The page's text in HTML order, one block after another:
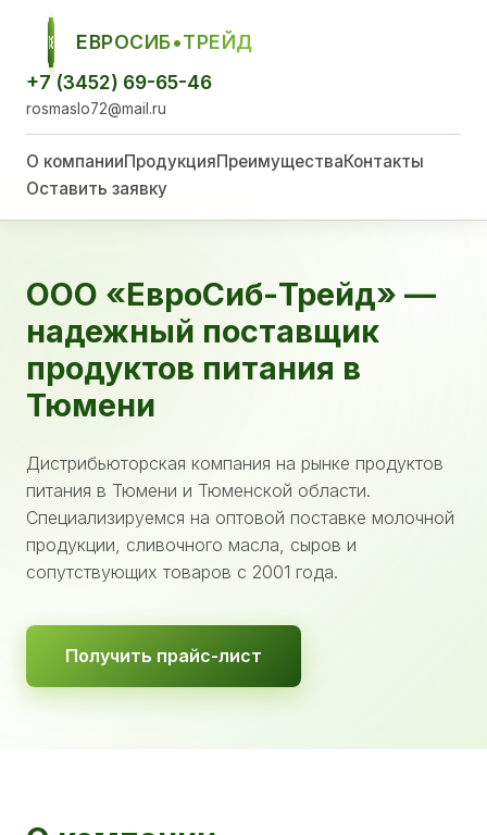
ЕСТ
ЕВРОСИБ•ТРЕЙД
+7 (3452) 69-65-46
rosmaslo72@mail.ru
О компанииПродукцияПреимуществаКонтакты
Оставить заявку
ООО «ЕвроСиб-Трейд» —
надежный поставщик
продуктов питания в
Тюмени
Дистрибьюторская компания на рынке продуктов
питания в Тюмени и Тюменской области.
Специализируемся на оптовой поставке молочной
продукции, сливочного масла, сыров и
сопутствующих товаров с 2001 года.
Получить прайс-лист